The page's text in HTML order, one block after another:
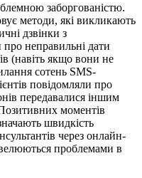
заборгованістю.
методи, які викликають
дзвінки з
неправильні дати
(навіть якщо вони не
сотень SMS-
повідомляли про
передавалися іншим
моментів
швидкість
через онлайн-
проблемами в